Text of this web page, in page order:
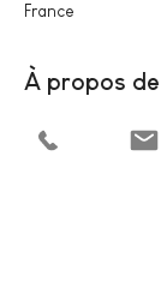
France
À propos
FESTIVAL